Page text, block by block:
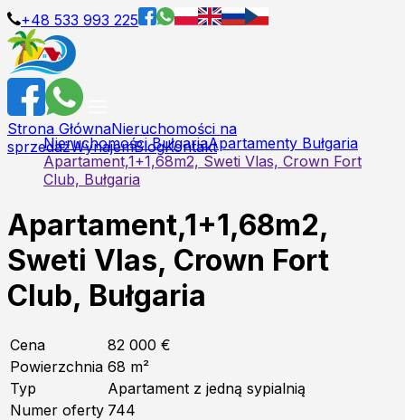
+48 533 993 225
Strona GłównaNieruchomości na
sprzedażWynajemBlogKontakt
Nieruchomości BułgariaApartamenty Bułgaria
Apartament,1+1,68m2, Sweti Vlas, Crown Fort
Club, Bułgaria
Apartament,1+1,68m2,
Sweti Vlas, Crown Fort
Club, Bułgaria
Cena
82 000 €
Powierzchnia 68 m²
Typ
Apartament z jedną sypialnią
Numer oferty 744